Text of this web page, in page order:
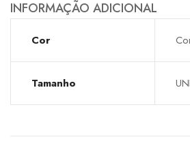
INFORMAÇÃO ADICIONAL
Cor
Tamanho